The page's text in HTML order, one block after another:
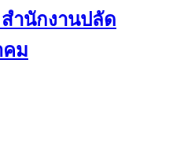
ำนักงานปลัด
คม